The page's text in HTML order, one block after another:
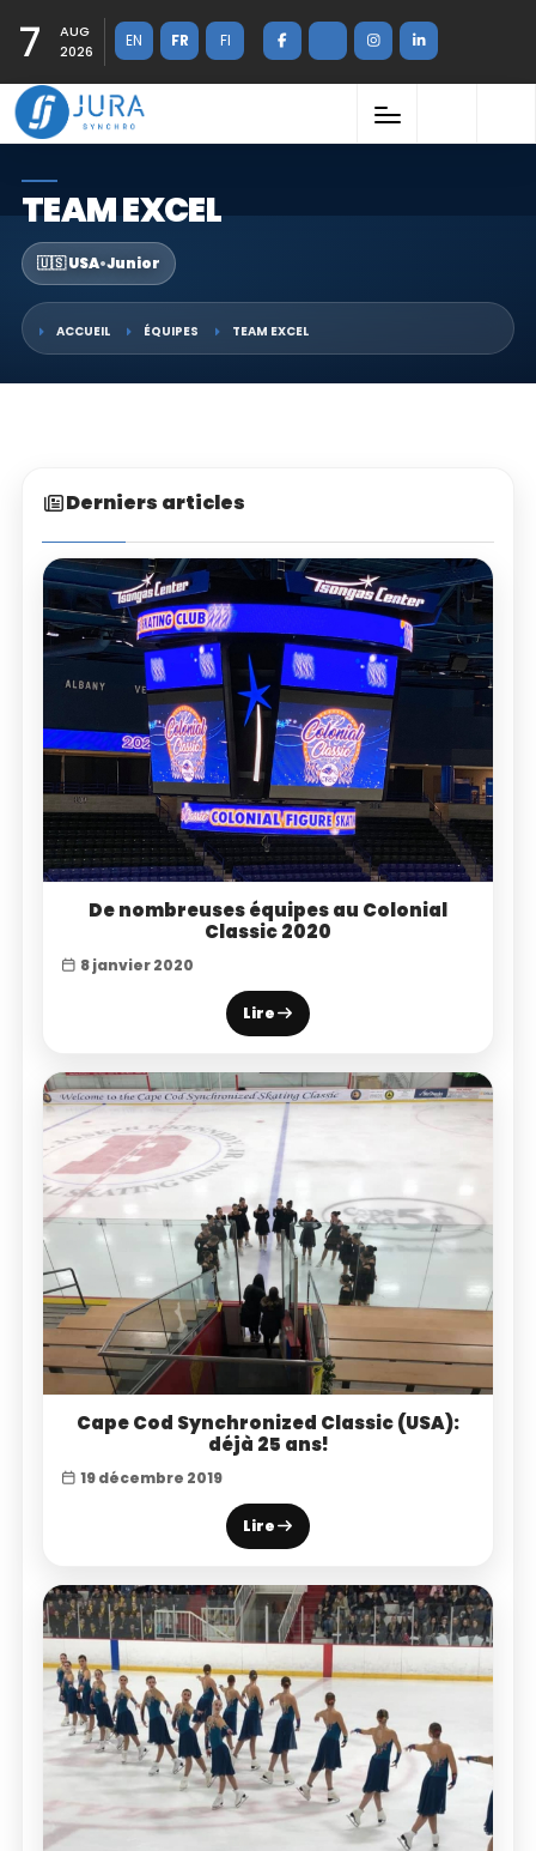
7
AUG
2026
EN FR FI
TEAM EXCEL
🇺🇸 USA•Junior
ACCUEIL ÉQUIPES TEAM EXCEL
Derniers articles
De nombreuses équipes au Colonial
Classic 2020
8 janvier 2020
Lire
Cape Cod Synchronized Classic (USA):
déjà 25 ans!
19 décembre 2019
Lire